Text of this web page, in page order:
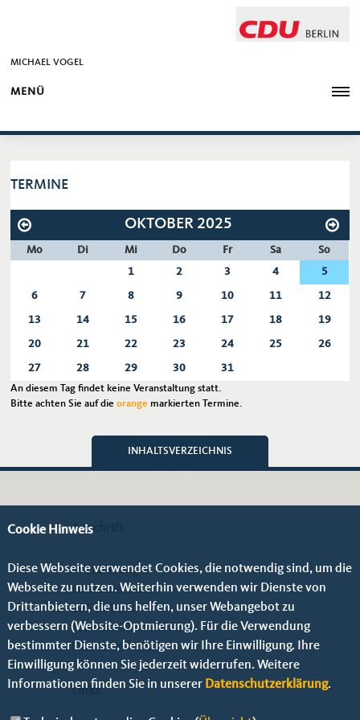
MICHAEL VOGEL
MENÜ
TERMINE
OKTOBER 2025
Mo Di Mi Do Fr Sa
So
1
2 3 4 5
6 7 8 9 10 11 12
13 14 15 16 17 18 19
20 21 22 23 24 25 26
27 28 29 30 31
An diesem Tag findet keine Veranstaltung statt.
Bitte achten Sie auf dieorange markierten Termine.
INHALTSVERZEICHNIS
Anschrift
Michael Vogel
Grünauer Str. 9
12524 Berlin
Telefon:01723001842
Fax: 0306729299
Links
Cookie Hinweis
Diese Webseite verwendet Cookies, die notwendig sind, um die
Webseite zu nutzen. Weiterhin verwenden wir Dienste von
Drittanbietern, die uns helfen, unser Webangebot zu
verbessern (Website-Optmierung). Für die Verwendung
bestimmter Dienste, benötigen wir Ihre Einwilligung. Ihre
Einwilligung können Sie jederzeit widerrufen. Weitere
Informationen finden Sie in unserer Datenschutzerklärung.